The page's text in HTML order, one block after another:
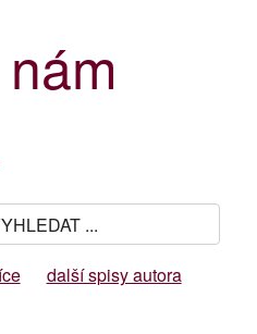
další spisy autora